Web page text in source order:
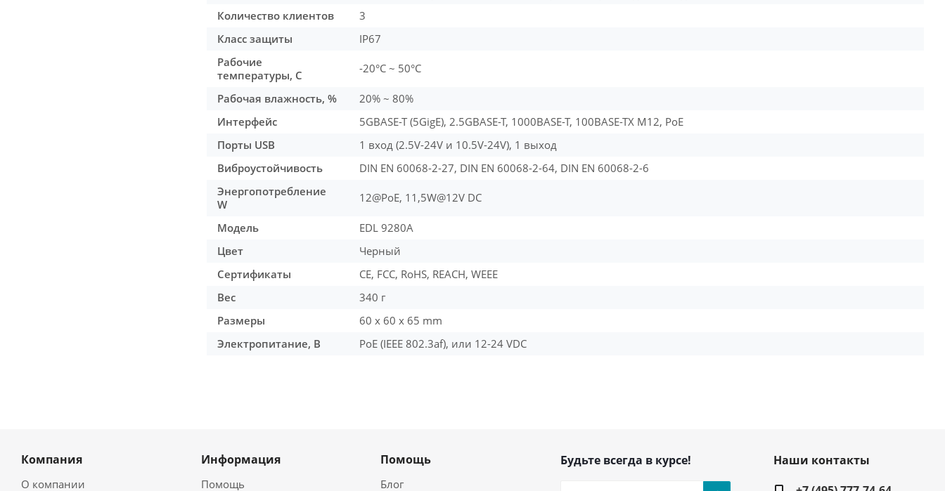
Количество клиентов
3
Класс защиты
IP67
Рабочие
температуры, С
-20°C ~ 50°C
Рабочая влажность, %
20% ~ 80%
Интерфейс
5GBASE-T (5GigE), 2.5GBASE-T, 1000BASE-T, 100BASE-TX M12, PoE
Порты USB
1 вход (2.5V-24V и 10.5V-24V), 1 выход
Виброустойчивость
DIN EN 60068-2-27, DIN EN 60068-2-64, DIN EN 60068-2-6
Энергопотребление
W
12@PoE, 11,5W@12V DC
Модель
EDL 9280A
Цвет
Черный
Сертификаты
CE, FCC, RoHS, REACH, WEEE
Вес
340 г
Размеры
60 x 60 x 65 mm
Электропитание, В
PoE (IEEE 802.3af), или 12-24 VDC
Компания
О компании
Информация
Помощь
Помощь
Блог
Будьте всегда в курсе!
Наши контакты